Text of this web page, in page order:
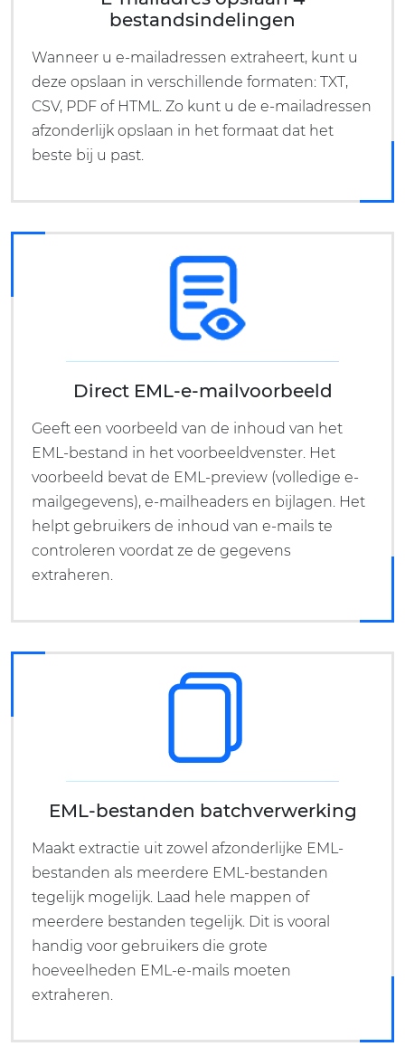
bestandsindelingen
Wanneer u e-mailadressen extraheert, kunt u
deze opslaan in verschillende formaten: TXT,
CSV, PDF of HTML. Zo kunt u de e-mailadressen
afzonderlijk opslaan in het formaat dat het
beste bij u past.
Direct EML-e-mailvoorbeeld
Geeft een voorbeeld van de inhoud van het
EML-bestand in het voorbeeldvenster. Het
voorbeeld bevat de EML-preview (volledige e-
mailgegevens), e-mailheaders en bijlagen. Het
helpt gebruikers de inhoud van e-mails te
controleren voordat ze de gegevens
extraheren.
EML-bestanden batchverwerking
Maakt extractie uit zowel afzonderlijke EML-
bestanden als meerdere EML-bestanden
tegelijk mogelijk. Laad hele mappen of
meerdere bestanden tegelijk. Dit is vooral
handig voor gebruikers die grote
hoeveelheden EML-e-mails moeten
extraheren.